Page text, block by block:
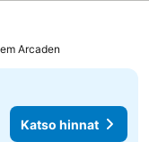
hinnat
Arcaden
Katso hinnat